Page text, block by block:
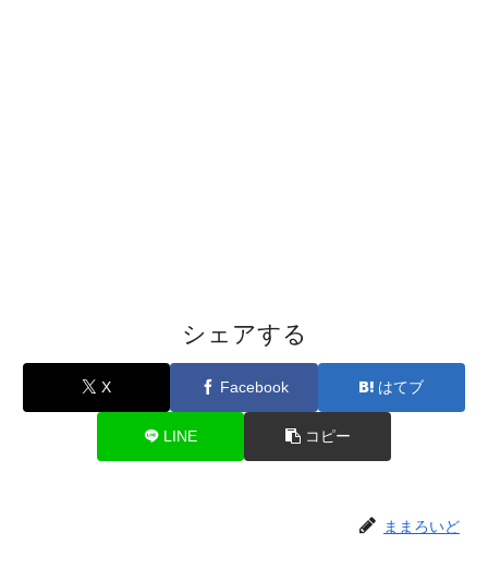
シェアする
X Facebook はてブ
LINE コピー
ままろいど